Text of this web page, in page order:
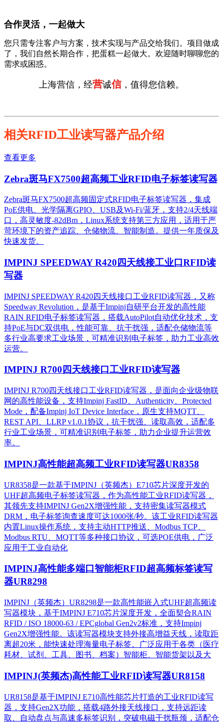
合作灵活，一起做大
您只需专注客户与方案，技术实现与产品交给我们。项目做成
了，我们自然长期合作，把蛋糕一起做大。欢迎随时聊聊您的
需求或困惑。
上海营信，经营诚信，值得您信赖。
相关RFID工业读写器产品介绍
查看更多
Zebra斑马FX7500超高频工业RFID电子标签读写器
Zebra斑马FX7500超高频固定式RFID电子标签读写器，集成
PoE供电、光学隔离GPIO、USB及Wi-Fi/蓝牙，支持2/4天线端
口，高灵敏度-82dBm，Linux系统支持第三方应用，适用于严
苛环境下的资产追踪、仓储物流、智能制造。提供一年质保及
快速发货。
IMPINJ SPEEDWAY R420四天线接工业口RFID读
写器
IMPINJ SPEEDWAY R420四天线接口工业RFID读写器，又称
Speedway Revolution，是基于Impinj自研平台开发的高性能
RAIN RFID电子标签读写器，搭载AutoPilot自动优化技术，支
持PoE与DC双供电，性能可靠、抗干扰强，适配仓储物流等
多行业高要求工业场景，可精准识别电子标签，助力工业高效
运营。​
IMPINJ R700四天线接口工业RFID读写器
IMPINJ R700四天线接口工业RFID读写器，是面向企业级物联
网的高性能设备，支持Impinj FastID、Authenticity、Protected
Mode，配备Impinj IoT Device Interface，原生支持MQTT、
REST API、LLRP v1.0.1协议，抗干扰强、读取高效，适配多
行业工业场景，可精准识别电子标签，助力企业提升运营效
率。
IMPINJ高性能超高频工业RFID读写器UR8358
UR8358是一款基于IMPINJ（英频杰）E710芯片深度开发的
UHF超高频电子标签读写器，作为高性能工业RFID读写器，
其领先支持IMPINJ Gen2X增强性能，支持密集读写器模式
DRM，电子标签询查速度可达1000张/秒。该工业RFID读写器
内置Linux操作系统，支持主动HTTP推送、Modbus TCP、
Modbus RTU、MQTT等多种接口协议，可选POE供电，广泛
应用于工业自动化
IMPINJ高性能多端口智能柜RFID超高频标签读写
器UR8298
IMPINJ（英频杰）UR8298是一款高性能嵌入式UHF超高频读
写器模块，基于IMPINJ E710芯片深度开发，全面契合RAIN
RFID / ISO 18000-63 / EPCglobal Gen2v2标准，支持Impinj
Gen2X增强性能。该读写器模块支持外接高增益天线，读取距
离超20米，能快速处理海量电子标签。广泛应用于各类（医疗
耗材、试剂、工具、图书、档案）智能柜、智能货架以及大
IMPINJ(英频杰)高性能工业RFID读写器UR8158
UR8158是基于IMPINJ E710高性能芯片打造的工业RFID读写
器，支持Gen2X功能，搭载4路外接天线接口，支持远距读
取、自动盘点与高速多标签识别，突破电磁干扰瓶颈，适配仓